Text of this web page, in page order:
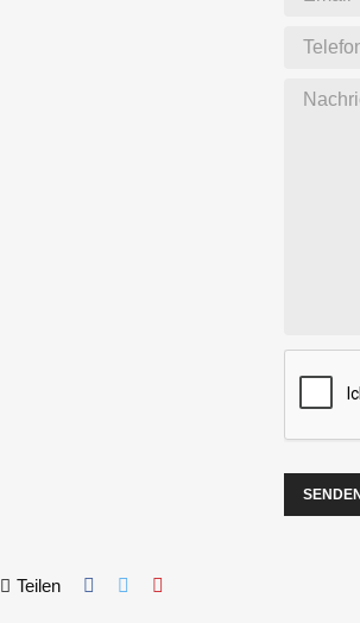
Teilen